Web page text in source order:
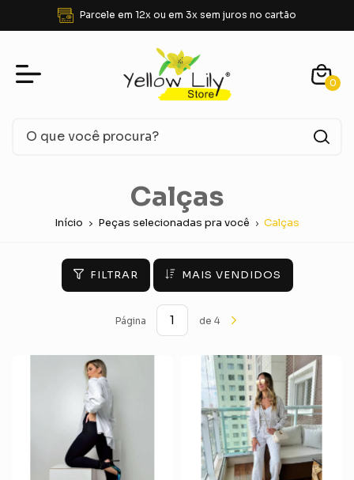
FRETE GRÁTIS para SUDESTE acima de R$ 350,00
0
Calças
Início Peças selecionadas pra você Calças
FILTRAR MAIS VENDIDOS
Página de 4